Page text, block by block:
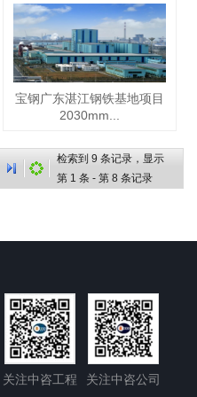
宝钢广东湛江钢铁基地项目
2030mm...
检索到 9 条记录，显示
第 1 条 - 第 8 条记录
关注中咨工程 关注中咨公司